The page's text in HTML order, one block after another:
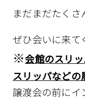
まだまだたく
ぜひ会いに来て
※会館のスリ
スリッパなど
譲渡会の前にイ